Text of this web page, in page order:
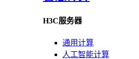
H3C服务器
通用计算
人工智能计算